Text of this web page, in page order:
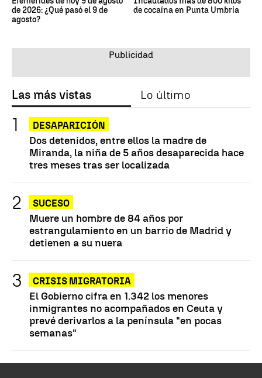
de 2026: ¿Qué pasó el 9 de
agosto?
de cocaína en Punta Umbría
Las más vistas Lo último
DESAPARICIÓN
Dos detenidos, entre ellos la madre de
Miranda, la niña de 5 años desaparecida hace
tres meses tras ser localizada
SUCESO
Muere un hombre de 84 años por
estrangulamiento en un barrio de Madrid y
detienen a su nuera
CRISIS MIGRATORIA
El Gobierno cifra en 1.342 los menores
inmigrantes no acompañados en Ceuta y
prevé derivarlos a la península "en pocas
semanas"